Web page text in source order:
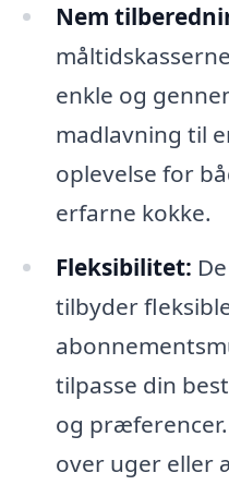
Nem
enkle og
madlavning til
oplevelse for
erfarne kokke.
Fleksibilitet:
tilbyder
tilpasse din
og
over uger eller